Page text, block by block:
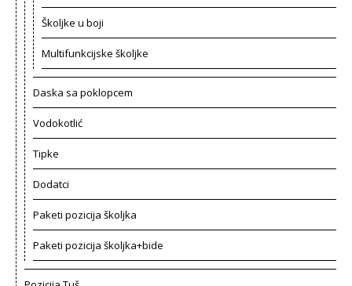
Školjke u boji
Multifunkcijske školjke
Daska sa poklopcem
Vodokotlić
Tipke
Dodatci
Paketi pozicija školjka
Paketi pozicija školjka+bide